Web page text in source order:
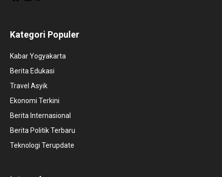
Kategori Populer
Kabar Yogyakarta
Berita Edukasi
Travel Asyik
Ekonomi Terkini
Berita Internasional
Berita Politik Terbaru
Teknologi Terupdate